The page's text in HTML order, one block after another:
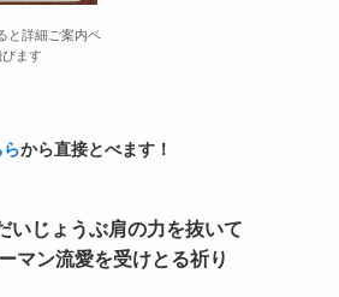
と詳細ご案内ペ
ます
らから直接とべます！
いじょうぶ肩の力を抜いて
ン流愛を受けとる祈り